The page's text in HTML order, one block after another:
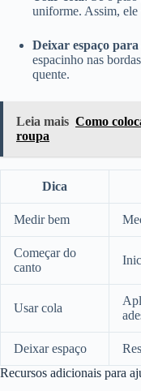
uniforme. Assim,
Deixar espaço
espacinho nas
quente.
Leia mais Como
roupa
Dica
Medir bem
Começar do
canto
Usar cola
Deixar espaço
Recursos adicionais para